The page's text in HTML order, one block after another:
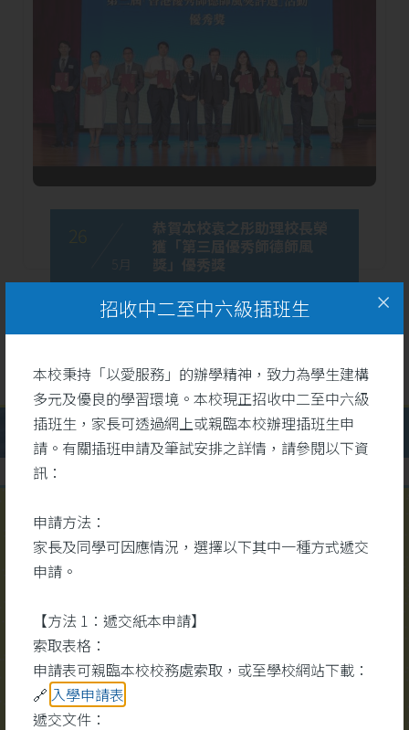
5 月
恭賀本校袁之彤助理校長榮
獲「第三屆優秀師德師風
獎」優秀獎
校園視頻 更多
招收中二至中六級插班生
本校秉持「以愛服務」的辦學精神，致力為學生建構
多元及優良的學習環境。本校現正招收中二至中六級
插班生，家長可透過網上或親臨本校辦理插班生申
請。有關插班申請及筆試安排之詳情，請參閱以下資
訊：
申請方法：
家長及同學可因應情況，選擇以下其中一種方式遞交
申請。
【方法 1：遞交紙本申請】
索取表格：
申請表可親臨本校校務處索取，或至學校網站下載：
🔗 入學申請表
遞交文件：